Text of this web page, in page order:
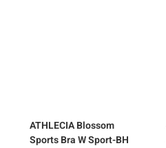
ATHLECIABlossom
Sports Bra W Sport-BH